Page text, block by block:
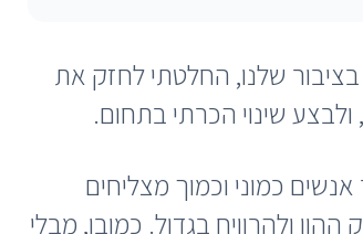
שלנו, החלטתי לחזק את
שינוי הכרתי בתחום.
אנשים כמוני וכמוך מצליחים
ולהרוויח בגדול. כמובן, מבלי